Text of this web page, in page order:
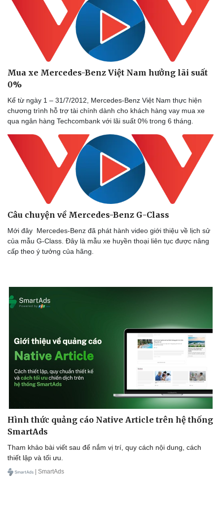
Sức khỏe
Cây thuốc
Sản phụ khoa
Nhi khoa
Nam khoa
Làm đẹp - giảm cân
Phòng mạch online
Ăn sạch sống khỏe
Blog
Tình yêu - Gia đình
Mua xe Mercedes-Benz Việt Nam hưởng lãi suất
0%
Kể từ ngày 1 – 31/7/2012, Mercedes-Benz Việt Nam thực hiện
chương trình hỗ trợ tài chính dành cho khách hàng vay mua xe
qua ngân hàng Techcombank với lãi suất 0% trong 6 tháng.
Câu chuyện về Mercedes-Benz G-Class
Mới đây Mercedes-Benz đã phát hành video giới thiệu về lịch sử
của mẫu G-Class. Đây là mẫu xe huyền thoại liên tục được nâng
cấp theo ý tưởng của hãng.
Hình thức quảng cáo Native Article trên hệ thống
SmartAds
Tham khảo bài viết sau để nắm vị trí, quy cách nội dung, cách
thiết lập và tối ưu.
| SmartAds